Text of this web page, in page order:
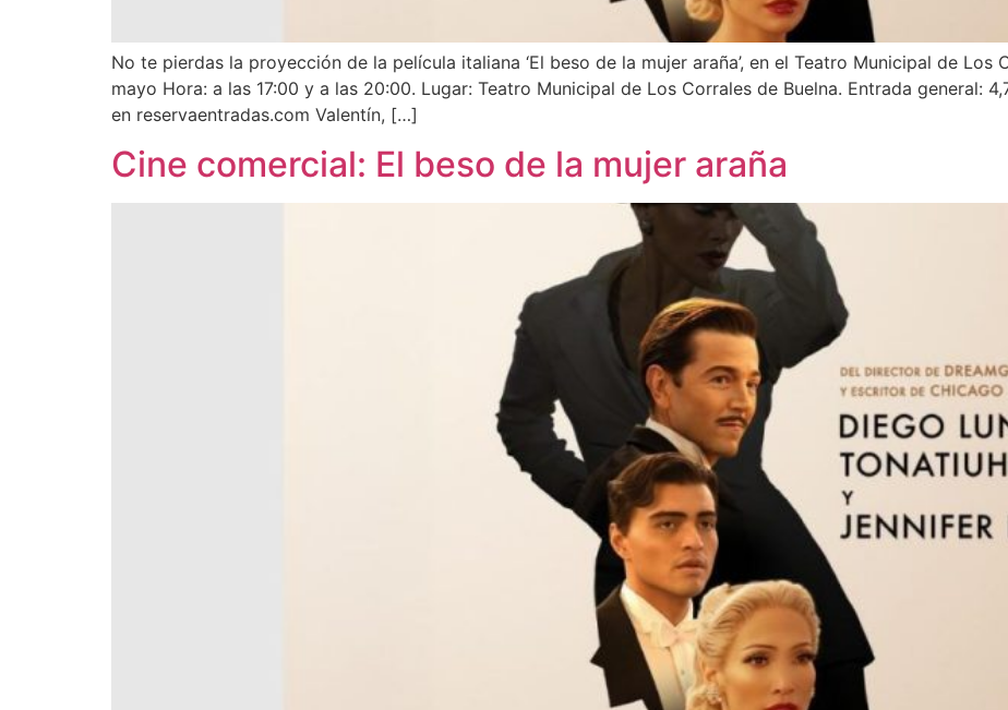
No te pierdas la proyección de la película italiana ‘El beso de la mujer araña’, en el Teatro Municipal de Los
mayo Hora: a las 17:00 y a las 20:00. Lugar: Teatro Municipal de Los Corrales de Buelna. Entrada general:
en reservaentradas.com Valentín, […]
Cine comercial: El beso de la mujer araña